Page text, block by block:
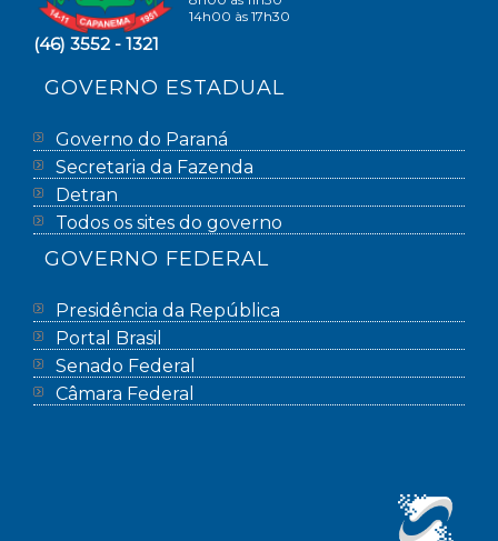
14h00 às 17h30
(46) 3552 - 1321
GOVERNO ESTADUAL
Governo do Paraná
Secretaria da Fazenda
Detran
Todos os sites do governo
GOVERNO FEDERAL
Presidência da República
Portal Brasil
Senado Federal
Câmara Federal